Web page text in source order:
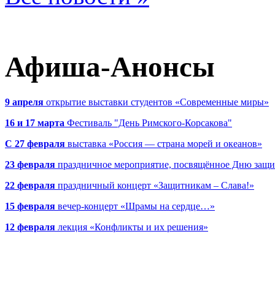
Афиша-Анонсы
9 апреля открытие выставки студентов «Современные миры»
16 и 17 марта Фестиваль "День Римского-Корсакова"
С 27 февраля выставка «Россия — страна морей и океанов»
23 февраля праздничное мероприятие, посвящённое Дню
22 февраля праздничный концерт «Защитникам – Слава!»
15 февраля вечер-концерт «Шрамы на сердце…»
12 февраля лекция «Конфликты и их решения»